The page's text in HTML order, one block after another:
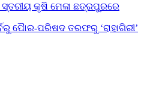
ସ୍ତରୀୟ କୃଷି ମେଳା ଛତ୍ରପୁରରେ
ପୈାର-ପରିଷଦ ତରଫରୁ ‘ରାହାଗିରୀ’